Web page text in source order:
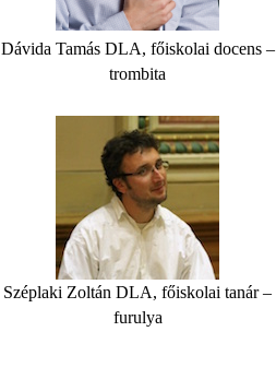
Dávida Tamás DLA, főiskolai docens –
trombita
Széplaki Zoltán DLA, főiskolai tanár –
furulya